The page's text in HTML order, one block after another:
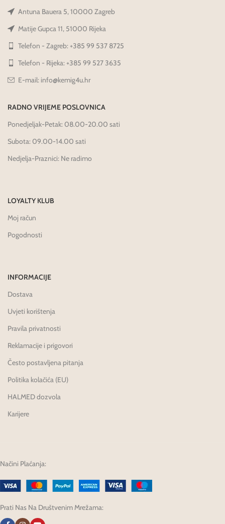
Antuna Bauera 5, 10000 Zagreb
Matije Gupca 11, 51000 Rijeka
Telefon - Zagreb: +385 99 537 8725
Telefon - Rijeka: +385 99 527 3635
E-mail: info@kemig4u.hr
RADNO VRIJEME POSLOVNICA
Ponedjeljak-Petak: 08.00-20.00 sati
Subota: 09.00-14.00 sati
Nedjelja-Praznici: Ne radimo
LOYALTY KLUB
Moj račun
Pogodnosti
INFORMACIJE
Dostava
Uvjeti korištenja
Pravila privatnosti
Reklamacije i prigovori
Često postavljena pitanja
Politika kolačića (EU)
HALMED dozvola
Karijere
Načini Plaćanja:
Prati Nas Na Društvenim Mrežama: